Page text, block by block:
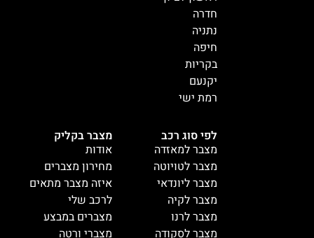
מצבר בקליק
אודות
מחירון מצברים
איזה מצבר מתאים
לרכב שלי
מצברים במבצע
מצברי ורטה
לפי סוג רכב
מצבר למאזדה
מצבר לטויוטה
מצבר ליונדאי
מצבר לקיה
מצבר לרנו
מצבר לסקודה
חדרה
נתניה
חיפה
בקריות
יקנעם
רמת ישי